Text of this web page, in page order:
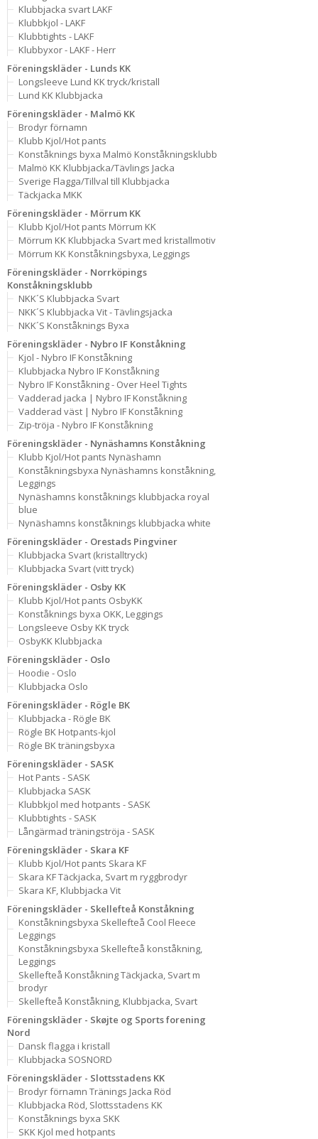
Klubbjacka svart LAKF
Klubbkjol - LAKF
Klubbtights - LAKF
Klubbyxor - LAKF - Herr
Föreningskläder - Lunds KK
Longsleeve Lund KK tryck/kristall
Lund KK Klubbjacka
Föreningskläder - Malmö KK
Brodyr förnamn
Klubb Kjol/Hot pants
Konståknings byxa Malmö Konståkningsklubb
Malmö KK Klubbjacka/Tävlings Jacka
Sverige Flagga/Tillval till Klubbjacka
Täckjacka MKK
Föreningskläder - Mörrum KK
Klubb Kjol/Hot pants Mörrum KK
Mörrum KK Klubbjacka Svart med kristallmotiv
Mörrum KK Konståkningsbyxa, Leggings
Föreningskläder - Norrköpings
Konståkningsklubb
NKK´S Klubbjacka Svart
NKK´S Klubbjacka Vit - Tävlingsjacka
NKK´S Konståknings Byxa
Föreningskläder - Nybro IF Konståkning
Kjol - Nybro IF Konståkning
Klubbjacka Nybro IF Konståkning
Nybro IF Konståkning - Over Heel Tights
Vadderad jacka | Nybro IF Konståkning
Vadderad väst | Nybro IF Konståkning
Zip-tröja - Nybro IF Konståkning
Föreningskläder - Nynäshamns Konståkning
Klubb Kjol/Hot pants Nynäshamn
Konståkningsbyxa Nynäshamns konståkning,
Leggings
Nynäshamns konståknings klubbjacka royal
blue
Nynäshamns konståknings klubbjacka white
Föreningskläder - Orestads Pingviner
Klubbjacka Svart (kristalltryck)
Klubbjacka Svart (vitt tryck)
Föreningskläder - Osby KK
Klubb Kjol/Hot pants OsbyKK
Konståknings byxa OKK, Leggings
Longsleeve Osby KK tryck
OsbyKK Klubbjacka
Föreningskläder - Oslo
Hoodie - Oslo
Klubbjacka Oslo
Föreningskläder - Rögle BK
Klubbjacka - Rögle BK
Rögle BK Hotpants-kjol
Rögle BK träningsbyxa
Föreningskläder - SASK
Hot Pants - SASK
Klubbjacka SASK
Klubbkjol med hotpants - SASK
Klubbtights - SASK
Långärmad träningströja - SASK
Föreningskläder - Skara KF
Klubb Kjol/Hot pants Skara KF
Skara KF Täckjacka, Svart m ryggbrodyr
Skara KF, Klubbjacka Vit
Föreningskläder - Skellefteå Konståkning
Konståkningsbyxa Skellefteå Cool Fleece
Leggings
Konståkningsbyxa Skellefteå konståkning,
Leggings
Skellefteå Konståkning Täckjacka, Svart m
brodyr
Skellefteå Konståkning, Klubbjacka, Svart
Föreningskläder - Skøjte og Sports forening
Nord
Dansk flagga i kristall
Klubbjacka SOSNORD
Föreningskläder - Slottsstadens KK
Brodyr förnamn Tränings Jacka Röd
Klubbjacka Röd, Slottsstadens KK
Konståknings byxa SKK
SKK Kjol med hotpants